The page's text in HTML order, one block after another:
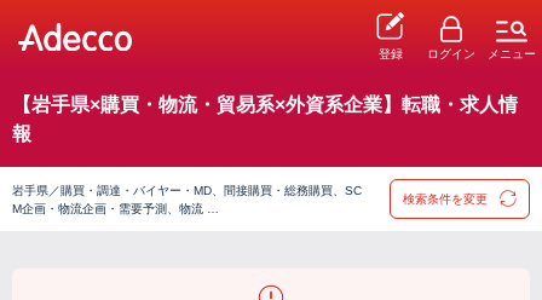
登録 ログイン メニュー
【岩手県×購買・物流・貿易系×外資系企業】転職・求人情
報
岩手県／購買・調達・バイヤー・MD、間接購買・総務購買、SC
M企画・物流企画・需要予測、物流 …
検索条件を変更